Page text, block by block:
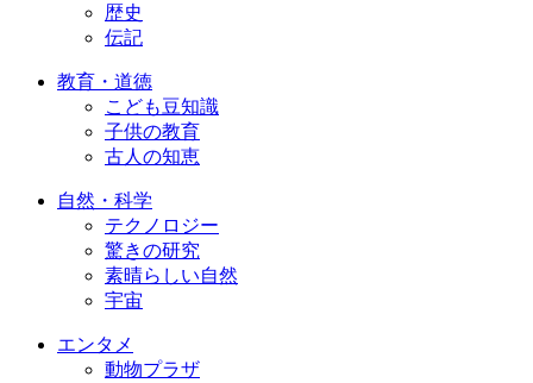
歴史
伝記
教育・道徳
こども豆知識
子供の教育
古人の知恵
自然・科学
テクノロジー
驚きの研究
素晴らしい自然
宇宙
エンタメ
動物プラザ